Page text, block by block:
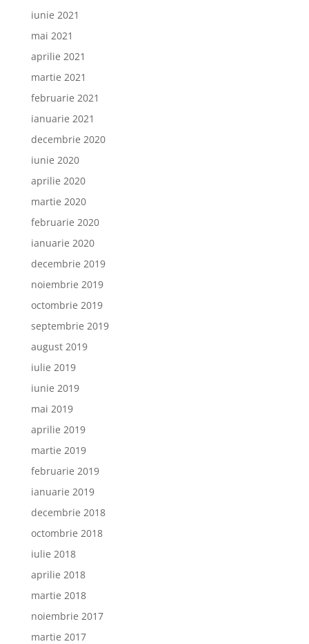
iunie 2021
mai 2021
aprilie 2021
martie 2021
februarie 2021
ianuarie 2021
decembrie 2020
iunie 2020
aprilie 2020
martie 2020
februarie 2020
ianuarie 2020
decembrie 2019
noiembrie 2019
octombrie 2019
septembrie 2019
august 2019
iulie 2019
iunie 2019
mai 2019
aprilie 2019
martie 2019
februarie 2019
ianuarie 2019
decembrie 2018
octombrie 2018
iulie 2018
aprilie 2018
martie 2018
noiembrie 2017
martie 2017